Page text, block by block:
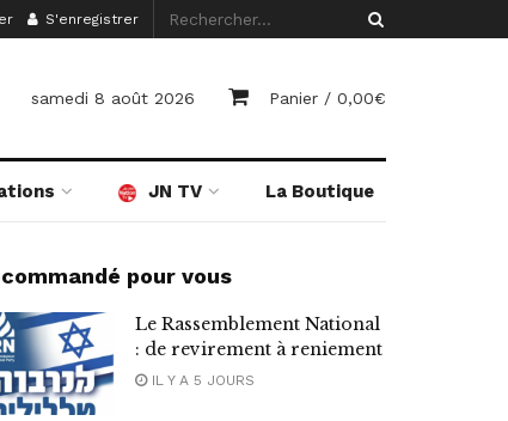
S'enregistrer
samedi 8 août 2026 Panier / 0,00€
JN TV La Boutique
pour vous
Le Rassemblement National
: de revirement à reniement
IL Y A 5 JOURS